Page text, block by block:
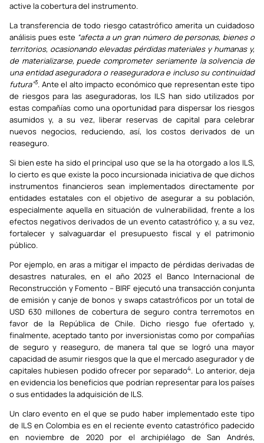
active la cobertura del instrumento.
La transferencia de todo riesgo catastrófico amerita un cuidadoso
análisis pues este “afecta a un gran número de personas, bienes o
territorios, ocasionando elevadas pérdidas materiales y humanas y,
de materializarse, puede comprometer seriamente la solvencia de
una entidad aseguradora o reaseguradora e incluso su continuidad
futura”3. Ante el alto impacto económico que representan este tipo
de riesgos para las aseguradoras, los ILS han sido utilizados por
estas compañías como una oportunidad para dispersar los riesgos
asumidos y, a su vez, liberar reservas de capital para celebrar
nuevos negocios, reduciendo, así, los costos derivados de un
reaseguro.
Si bien este ha sido el principal uso que se la ha otorgado a los ILS,
lo cierto es que existe la poco incursionada iniciativa de que dichos
instrumentos financieros sean implementados directamente por
entidades estatales con el objetivo de asegurar a su población,
especialmente aquella en situación de vulnerabilidad, frente a los
efectos negativos derivados de un evento catastrófico y, a su vez,
fortalecer y salvaguardar el presupuesto fiscal y el patrimonio
público.
Por ejemplo, en aras a mitigar el impacto de pérdidas derivadas de
desastres naturales, en el año 2023 el Banco Internacional de
Reconstrucción y Fomento – BIRF ejecutó una transacción conjunta
de emisión y canje de bonos y swaps catastróficos por un total de
USD 630 millones de cobertura de seguro contra terremotos en
favor de la República de Chile. Dicho riesgo fue ofertado y,
finalmente, aceptado tanto por inversionistas como por compañías
de seguro y reaseguro, de manera tal que se logró una mayor
capacidad de asumir riesgos que la que el mercado asegurador y de
capitales hubiesen podido ofrecer por separado4. Lo anterior, deja
en evidencia los beneficios que podrían representar para los países
o sus entidades la adquisición de ILS.
Un claro evento en el que se pudo haber implementado este tipo
de ILS en Colombia es en el reciente evento catastrófico padecido
en noviembre de 2020 por el archipiélago de San Andrés,